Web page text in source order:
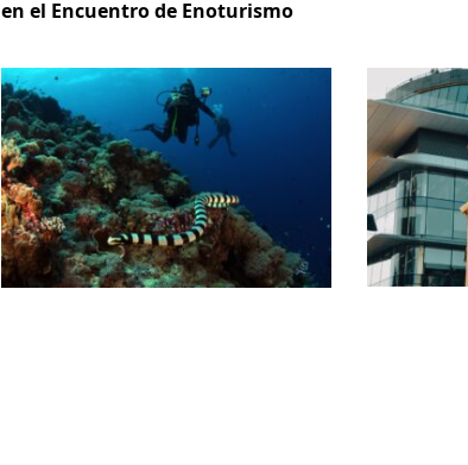
en el Encuentro de Enoturismo